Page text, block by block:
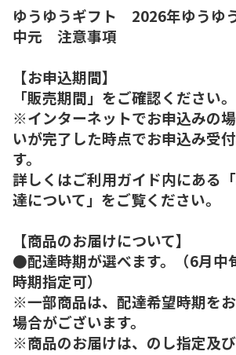
ゆうゆうギフト 2026年ゆうゆ
中元 注意事項
【お申込期間】
「販売期間」をご確認ください。
※インターネットでお申込みの
いが完了した時点でお申込み受
す。
詳しくはご利用ガイド内にある
達について」をご覧ください。
【商品のお届けについて】
●配達時期が選べます。（6月中
時期指定可）
※一部商品は、配達希望時期を
場合がございます。
※商品のお届けは、のし指定及